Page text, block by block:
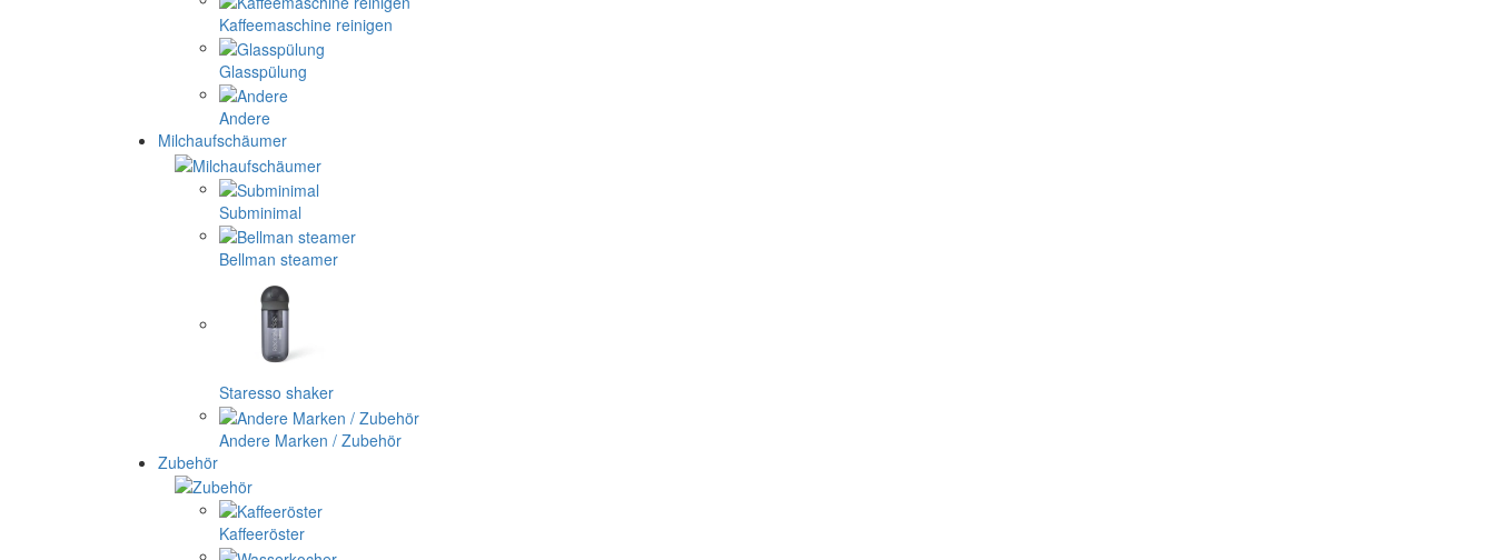
Kaffeemaschine reinigen
Glasspülung
Andere
Milchaufschäumer
Subminimal
Bellman steamer
Staresso shaker
Andere Marken / Zubehör
Zubehör
Kaffeeröster